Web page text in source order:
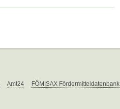
Amt24 FÖMISAX Fördermitteldatenbank